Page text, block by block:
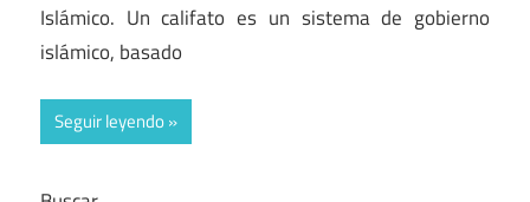
Islámico. Un califato es un sistema de gobierno
islámico, basado
Seguir leyendo